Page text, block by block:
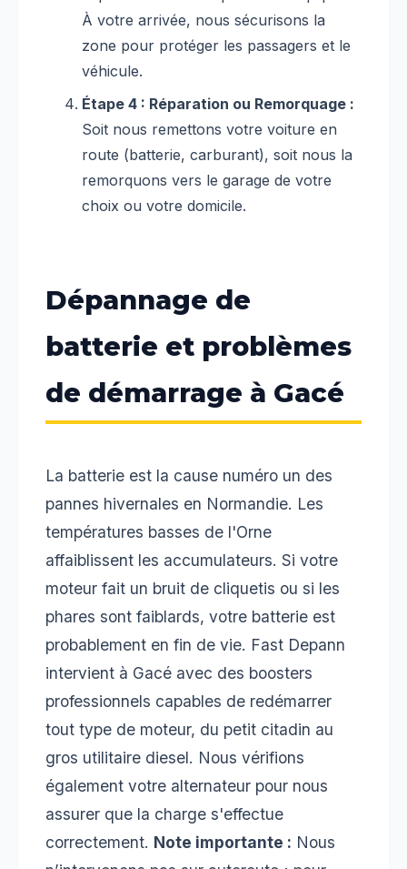
À votre arrivée, nous sécurisons la
zone pour protéger les passagers et le
véhicule.
Étape 4 : Réparation ou Remorquage :
Soit nous remettons votre voiture en
route (batterie, carburant), soit nous la
remorquons vers le garage de votre
choix ou votre domicile.
Dépannage de
batterie et problèmes
de démarrage à Gacé
La batterie est la cause numéro un des
pannes hivernales en Normandie. Les
températures basses de l'Orne
affaiblissent les accumulateurs. Si votre
moteur fait un bruit de cliquetis ou si les
phares sont faiblards, votre batterie est
probablement en fin de vie. Fast Depann
intervient à Gacé avec des boosters
professionnels capables de redémarrer
tout type de moteur, du petit citadin au
gros utilitaire diesel. Nous vérifions
également votre alternateur pour nous
assurer que la charge s'effectue
correctement. Note importante : Nous